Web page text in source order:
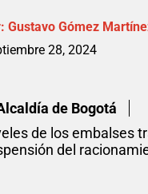
Gustavo Gómez
28, 2024
de Bogotá
de los embalses
del